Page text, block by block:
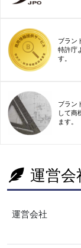
ブラン
特許庁
す。
ブラン
して商
ます。
運営会
運営会社